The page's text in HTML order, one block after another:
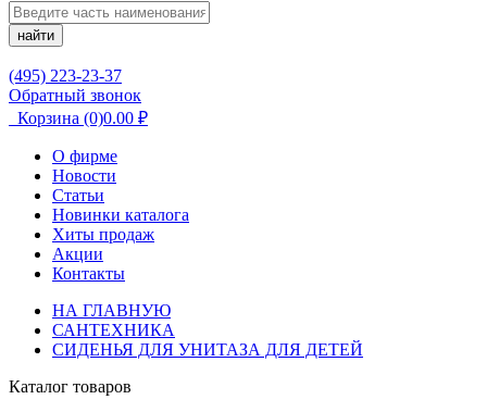
найти
(495) 223-23-37
Обратный звонок
Корзина (0)0.00 ₽
О фирме
Новости
Статьи
Новинки каталога
Хиты продаж
Акции
Контакты
НА ГЛАВНУЮ
САНТЕХНИКА
СИДЕНЬЯ ДЛЯ УНИТАЗА ДЛЯ ДЕТЕЙ
Каталог товаров